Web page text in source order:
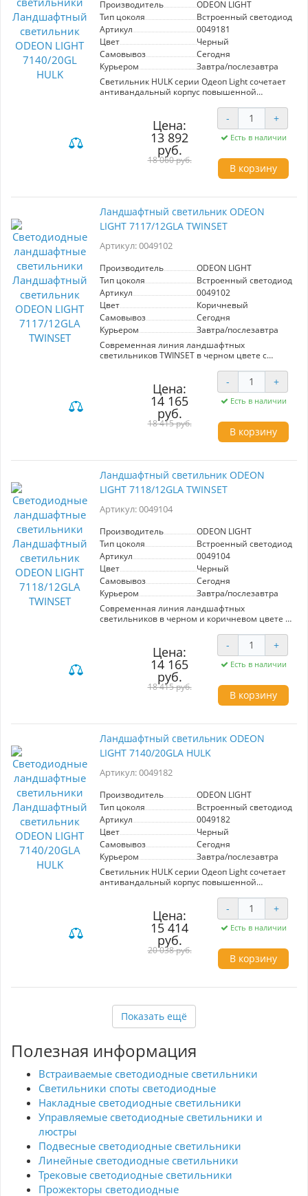
Производитель
ODEON LIGHT
Тип цоколя
Встроенный светодиод
Артикул
0049181
Цвет
Черный
Самовывоз
Сегодня
Курьером
Завтра/послезавтра
Светильник HULK серии Одеоп Light сочетает
антивандальный корпус повышенной
создающим потрясающий эффект объема и
глубины освещения. В основе устройства
используются надежные LED кристаллы от
бренда SMD Edison, обеспечивающие долгий
срок службы и энергоэффективность в
общественных пространствах и зонах с
Цена:
13 892
руб.
18 060 руб.
- +
Есть в наличии
В корзину
Ландшафтный светильник ODEON
LIGHT 7117/12GLA TWINSET
Артикул: 0049102
Производитель
ODEON LIGHT
Тип цоколя
Встроенный светодиод
Артикул
0049102
Цвет
Коричневый
Самовывоз
Сегодня
Курьером
Завтра/послезавтра
Современная линия ландшафтных
светильников TWINSET в черном цвете с
CRI≥90, качественные LED модули от SANAN,
угол рассеивания 140°.
Цена:
14 165
руб.
18 415 руб.
- +
Есть в наличии
В корзину
Ландшафтный светильник ODEON
LIGHT 7118/12GLA TWINSET
Артикул: 0049104
Производитель
ODEON LIGHT
Тип цоколя
Встроенный светодиод
Артикул
0049104
Цвет
Черный
Самовывоз
Сегодня
Курьером
Завтра/послезавтра
Современная линия ландшафтных
светильников в черном и коричневом цвете с
CRI≥90, отличные LED модули от SANAN.
Цена:
14 165
руб.
18 415 руб.
- +
Есть в наличии
В корзину
Ландшафтный светильник ODEON
LIGHT 7140/20GLA HULK
Артикул: 0049182
Производитель
ODEON LIGHT
Тип цоколя
Встроенный светодиод
Артикул
0049182
Цвет
Черный
Самовывоз
Сегодня
Курьером
Завтра/послезавтра
Светильник HULK серии Одеоп Light сочетает
антивандальный корпус повышенной
создающим потрясающий эффект объема и
глубины освещения. В основе устройства
используются надежные LED кристаллы от
бренда SMD Edison, обеспечивающие долгий
срок службы и энергоэффективность в
общественных пространствах и зонах с
Цена:
15 414
руб.
20 038 руб.
- +
Есть в наличии
В корзину
Показать ещё
Полезная информация
Встраиваемые светодиодные светильники
Светильники споты светодиодные
Накладные светодиодные светильники
Управляемые светодиодные светильники и
люстры
Подвесные светодиодные светильники
Линейные светодиодные светильники
Трековые светодиодные светильники
Прожекторы светодиодные